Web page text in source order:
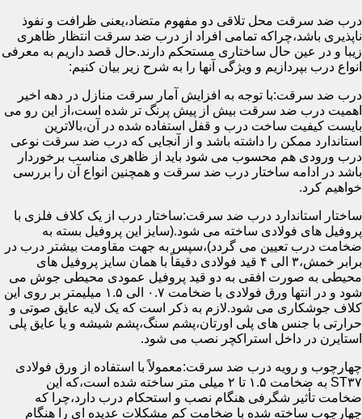
درب ضد سرقت محل تلاقی دو مفهوم متضاد،یعنی ظرافت و نفوذ
ناپذیری باشد،چراکه تمامی افراد از درب ضد سرقت انتظار ظاهری
زیبا و در عین حال ساختاری مستحکم دارند.حال قصد داریم به معرفی
انواع درب بپردازیم و ویژگی آنها را به شرح زیر بیان کنیم:
درب ضد سرقت:با توجه به افزایش آمار سرقت منازل در دهه اخیر
اهمیت درب ضد سرقت بیش از پیش پرنگ تر شده است،از این رو می
بایست کیفیت ساخت درب و قفل استفاده شده در آن،بالاترین
استاندارد ممکن را داشته باشد و از آنجایی که درب ضد سرقت نوعی
درب ورودی هم محسوب می شود باید از ظاهری مناسب برخوردار
باشد در ادامه ساختار درب ضد سرقت و همچنین انواع آن را بررسی
خواهیم کرد.
ساختار استاندارد درب ضد سرقت:ساختار درب از یک کلاف فلزی با
پروفیل های فولادی ساخته می شود.(سایز این پروفیل بسته به
ضخامت درب تعیین می گردد)،سپس به جهت مقاومت بیشتر درب در
برابر خمش،۳ الی ۴ قید فولادی دقیقاً با همان سایز پروفیل های
محیطی به صورت افقی به دو قید پروفیل عمودی محیطی جوش می
شود و در انتها ورق فولادی با ضخامت ۰.۷ الی ۱.۵ میلیمتر بر روی این
کلاف جوشکاری می شود.لازم به ذکر است که یک لایه عایق صوتی و
حرارتی با جنس های پلی اورتان،پشم سنگ،پشم شیشه و یا عایق پلی
استایرن در داخل استراکچر نصب می شود.
چهارچوب و رویه درب ضد سرقت:معمولاً با استفاده از ورق فولادی
ST۳۷ به ضخامت ۱.۵ تا ۲ میلی متر ساخته شده است،که این
ضخامت تأثیر شگرفی هنگام نصب و استحکام درب دارد،چرا که
چهارچوب ساخته شده با ضخامت کم مشکلات عدیده ای را هنگام